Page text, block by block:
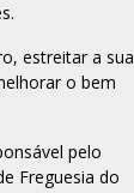
estreitar a sua
o bem
pelo
Freguesia do